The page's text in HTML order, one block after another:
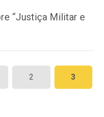
“Justiça Militar e
2 3